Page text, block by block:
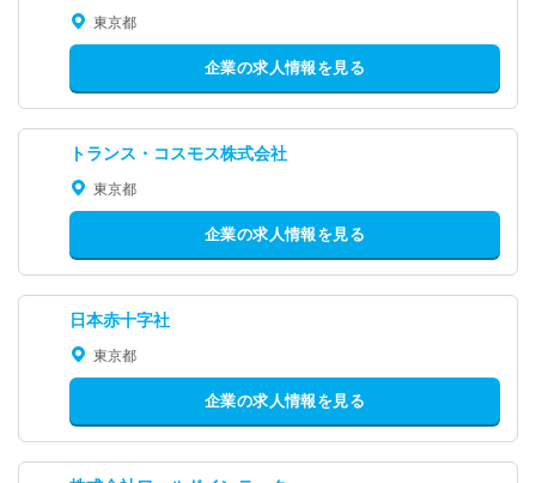
東京都
企業の求人情報を見る
トランス・コスモス株式会社
東京都
企業の求人情報を見る
日本赤十字社
東京都
企業の求人情報を見る